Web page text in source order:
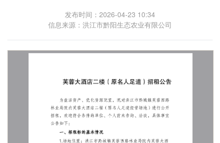
发布时间：2026-04-23 10:34
信息来源：洪江市黔阳生态农业有限公司